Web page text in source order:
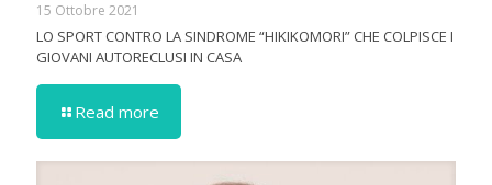
15 Ottobre 2021
LO SPORT CONTRO LA SINDROME “HIKIKOMORI” CHE COLPISCE I
GIOVANI AUTORECLUSI IN CASA
Read more